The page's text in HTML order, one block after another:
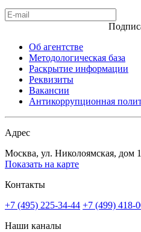
Об агентстве
Методологическая база
Раскрытие информации
Реквизиты
Вакансии
Антикоррупционная
Адрес
Москва, ул. Николоямская, дом
Показать на карте
Контакты
+7 (495) 225-34-44 +7 (499) 418-
Наши каналы